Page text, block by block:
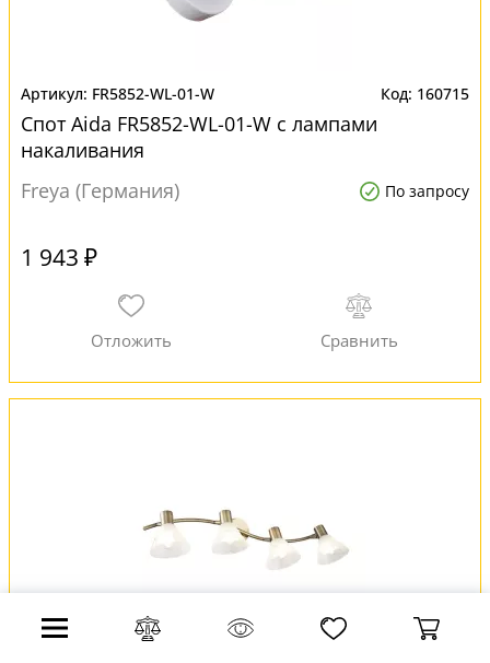
FR5852-WL-01-W 160715
Спот Aida FR5852-WL-01-W с лампами
накаливания
Freya (Германия)
По запросу
1 943 ₽